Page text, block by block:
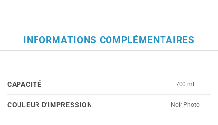
INFORMATIONS COMPLÉMENTAIRES
CAPACITÉ 700 ml
COULEUR D'IMPRESSION Noir Photo